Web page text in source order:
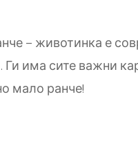
– животинка е
Ги има сите важни
мало ранче!